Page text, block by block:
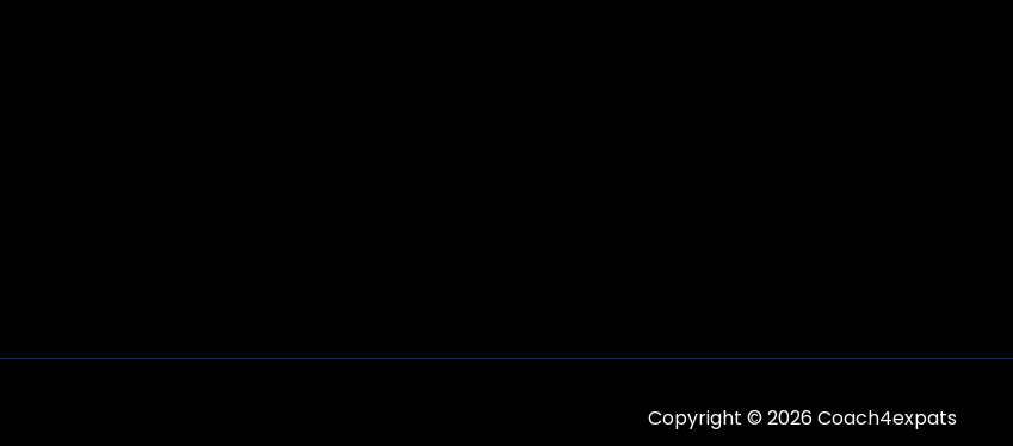
Copyright © 2026 Coach4expats